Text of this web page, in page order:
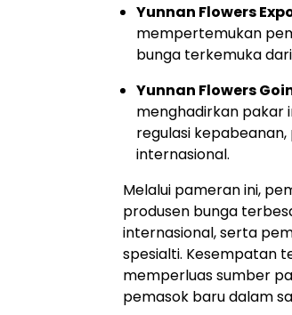
Yunnan Flowers
mempertemukan
bunga terkemuka dari
Yunnan Flowers
menghadirkan pakar
regulasi
internasional.
Melalui pameran ini,
produsen bunga
internasional, serta
spesialti. Kesempatan
memperluas sumber
pemasok baru dalam